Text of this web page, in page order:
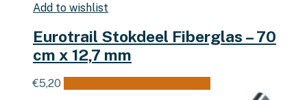
Add to wishlist
Eurotrail Stokdeel Fiberglas – 70
cm x 12,7 mm
€5,20